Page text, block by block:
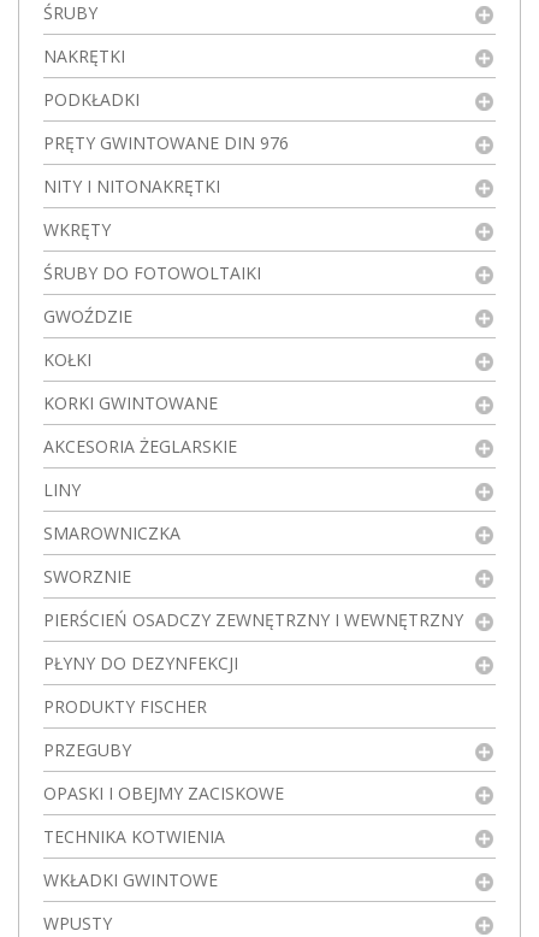
ŚRUBY
NAKRĘTKI
PODKŁADKI
PRĘTY GWINTOWANE DIN 976
NITY I NITONAKRĘTKI
WKRĘTY
ŚRUBY DO FOTOWOLTAIKI
GWOŹDZIE
KOŁKI
KORKI GWINTOWANE
AKCESORIA ŻEGLARSKIE
LINY
SMAROWNICZKA
SWORZNIE
PIERŚCIEŃ OSADCZY ZEWNĘTRZNY I WEWNĘTRZNY
PŁYNY DO DEZYNFEKCJI
PRODUKTY FISCHER
PRZEGUBY
OPASKI I OBEJMY ZACISKOWE
TECHNIKA KOTWIENIA
WKŁADKI GWINTOWE
WPUSTY